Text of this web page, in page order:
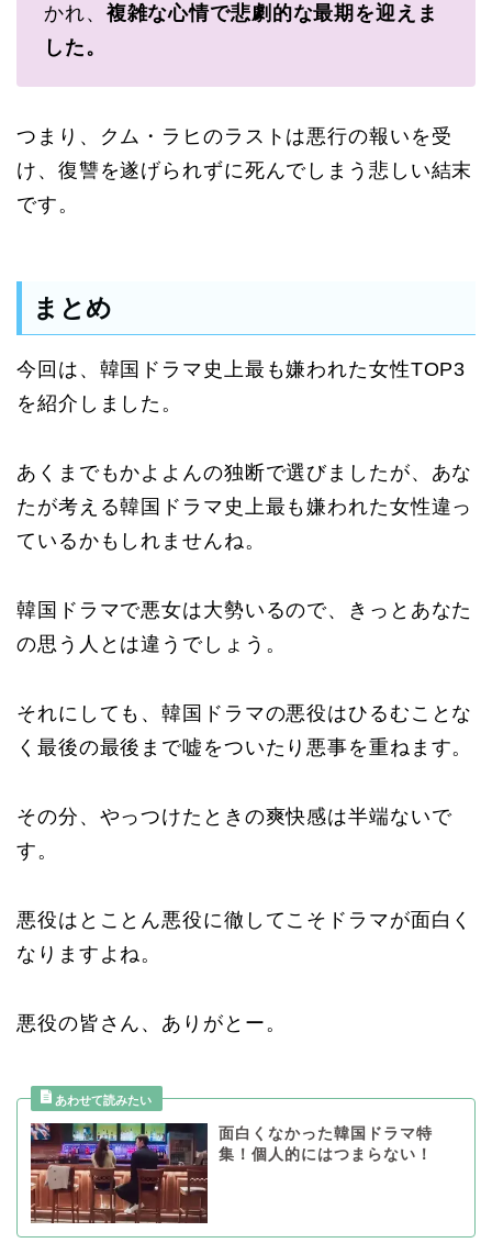
かれ、 複雑な心情で悲劇的な最期を迎えま
した。
つまり、クム・ラヒのラストは悪行の報いを受
け、復讐を遂げられずに死んでしまう悲しい結末
です。
まとめ
今回は、韓国ドラマ史上最も嫌われた女性TOP3
を紹介しました。
あくまでもかよよんの独断で選びましたが、あな
たが考える韓国ドラマ史上最も嫌われた女性違っ
ているかもしれませんね。
韓国ドラマで悪女は大勢いるので、きっとあなた
の思う人とは違うでしょう。
それにしても、韓国ドラマの悪役はひるむことな
く最後の最後まで嘘をついたり悪事を重ねます。
その分、やっつけたときの爽快感は半端ないで
す。
悪役はとことん悪役に徹してこそドラマが面白く
なりますよね。
悪役の皆さん、ありがとー。
面白くなかった韓国ドラマ特
集！個人的にはつまらない！